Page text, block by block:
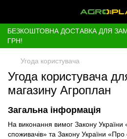
БЕЗКОШТОВНА ДОСТАВКА ДЛЯ
ГРН!
Угода користувача
Угода користувача
магазину Агроплан
Загальна інформація
На виконання вимог Закону України
споживачів» та Закону України